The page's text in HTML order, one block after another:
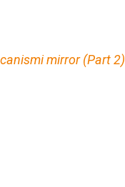
mirror (Part 2)